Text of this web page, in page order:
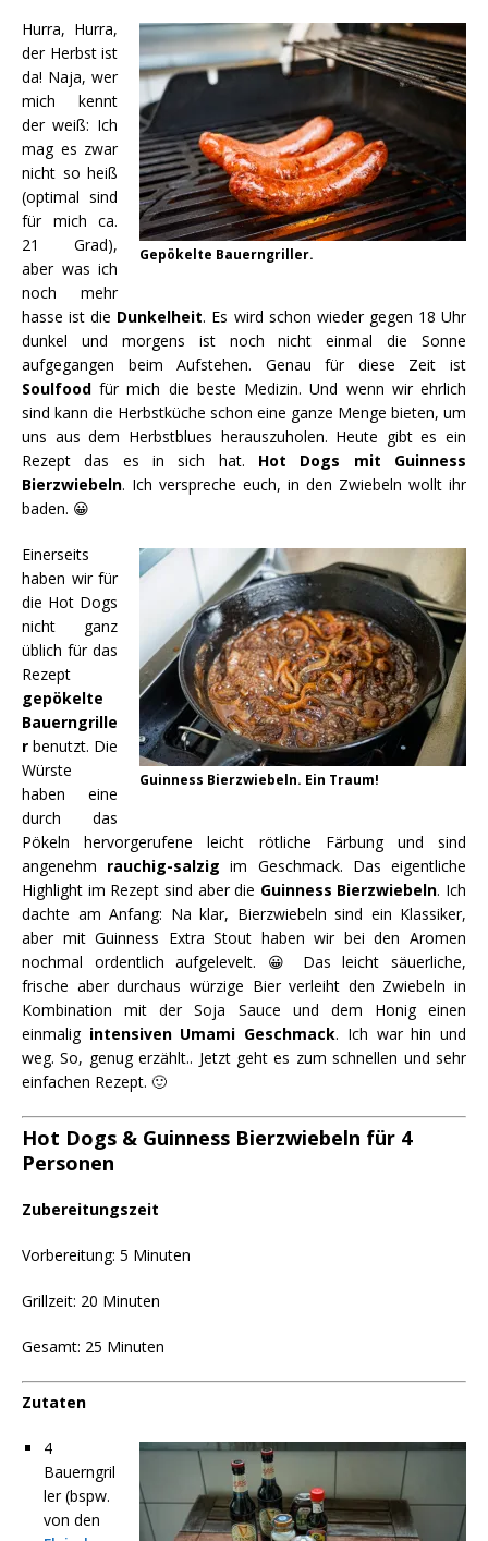
Gepökelte Bauerngriller.
Hurra, Hurra,
der Herbst ist
da! Naja, wer
mich kennt
der weiß: Ich
mag es zwar
nicht so heiß
(optimal sind
für mich ca.
21 Grad),
aber was ich
noch mehr
hasse ist die Dunkelheit. Es wird schon wieder gegen 18 Uhr
dunkel und morgens ist noch nicht einmal die Sonne
aufgegangen beim Aufstehen. Genau für diese Zeit ist
Soulfood für mich die beste Medizin. Und wenn wir ehrlich
sind kann die Herbstküche schon eine ganze Menge bieten, um
uns aus dem Herbstblues herauszuholen. Heute gibt es ein
Rezept das es in sich hat. Hot Dogs mit Guinness
Bierzwiebeln. Ich verspreche euch, in den Zwiebeln wollt ihr
baden. 😀
Guinness Bierzwiebeln. Ein Traum!
Einerseits
haben wir für
die Hot Dogs
nicht ganz
üblich für das
Rezept
gepökelte
Bauerngrille
r benutzt. Die
Würste
haben eine
durch das
Pökeln hervorgerufene leicht rötliche Färbung und sind
angenehm rauchig-salzig im Geschmack. Das eigentliche
Highlight im Rezept sind aber die Guinness Bierzwiebeln. Ich
dachte am Anfang: Na klar, Bierzwiebeln sind ein Klassiker,
aber mit Guinness Extra Stout haben wir bei den Aromen
nochmal ordentlich aufgelevelt. 😀 Das leicht säuerliche,
frische aber durchaus würzige Bier verleiht den Zwiebeln in
Kombination mit der Soja Sauce und dem Honig einen
einmalig intensiven Umami Geschmack. Ich war hin und
weg. So, genug erzählt.. Jetzt geht es zum schnellen und sehr
einfachen Rezept. 🙂
Hot Dogs & Guinness Bierzwiebeln für 4
Personen
Zubereitungszeit
Vorbereitung: 5 Minuten
Grillzeit: 20 Minuten
Gesamt: 25 Minuten
Zutaten
4
Bauerngril
ler (bspw.
von den